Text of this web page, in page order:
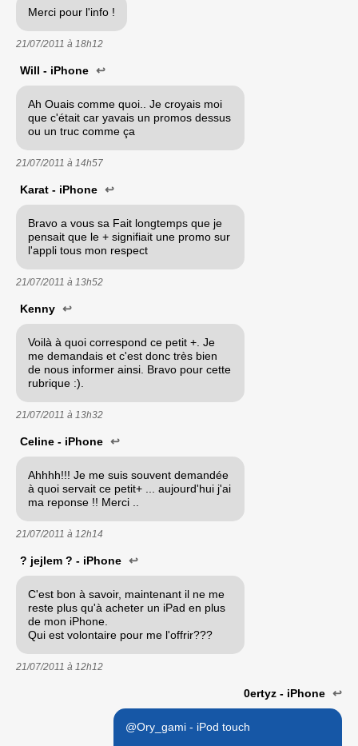
Merci pour l'info !
21/07/2011 à 18h12
Will - iPhone ↩
Ah Ouais comme quoi.. Je croyais moi
que c'était car yavais un promos dessus
ou un truc comme ça
21/07/2011 à 14h57
Karat - iPhone ↩
Bravo a vous sa Fait longtemps que je
pensait que le + signifiait une promo sur
l'appli tous mon respect
21/07/2011 à 13h52
Kenny ↩
Voilà à quoi correspond ce petit +. Je
me demandais et c'est donc très bien
de nous informer ainsi. Bravo pour cette
rubrique :).
21/07/2011 à 13h32
Celine - iPhone ↩
Ahhhh!!! Je me suis souvent demandée
à quoi servait ce petit+ ... aujourd'hui j'ai
ma reponse !! Merci ..
21/07/2011 à 12h14
? jejlem ? - iPhone ↩
C'est bon à savoir, maintenant il ne me
reste plus qu'à acheter un iPad en plus
de mon iPhone.
Qui est volontaire pour me l'offrir???
21/07/2011 à 12h12
0ertyz - iPhone ↩
@Ory_gami - iPod touch